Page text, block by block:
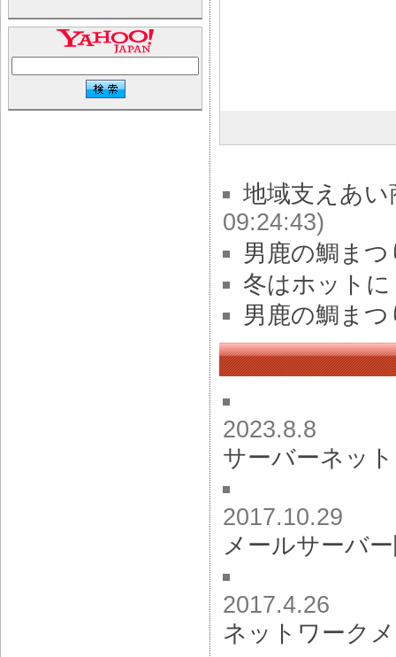
地域支えあ
09:24:43)
男鹿の鯛ま
冬はホット
男鹿の鯛ま
2023.8.8
サーバーネッ
2017.10.29
メールサーバ
2017.4.26
ネットワーク